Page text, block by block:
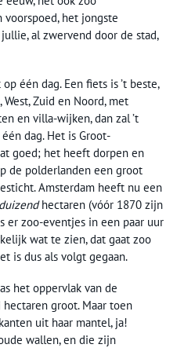
het jongste
al zwervend door de stad,
één dag. Een fiets is ’t beste,
Zuid en Noord, met
en villa-wijken, dan zal ’t
dag. Het is Groot-
goed; het heeft dorpen en
de polderlanden een groot
Amsterdam heeft nu een
hectaren (vóór 1870 zijn
er zoo-eventjes in een paar uur
wat te zien, dat gaat zoo
is dus als volgt gegaan.
het oppervlak van de
groot. Maar toen
uit haar mantel, ja!
wallen, en die zijn